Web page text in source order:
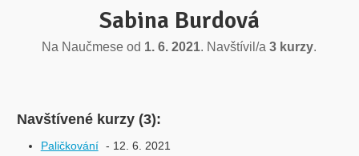
Sabina Burdová
Na Naučmese od 1. 6. 2021. Navštívil/a3 kurzy.
Navštívené kurzy (3):
Paličkování - 12. 6. 2021